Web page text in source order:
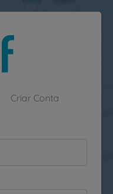
Criar Conta